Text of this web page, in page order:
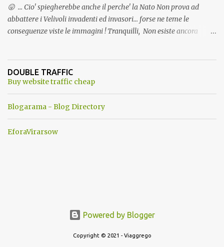
😛 ... Cio' spiegherebbe anche il perche' la Nato Non prova ad
abbattere i Velivoli invadenti ed invasori... forse ne teme le
conseguenze viste le immagini ! Tranquilli, Non esiste ancora
ancora una fantasia Nato o forse una "False Flag", per provocare
una guerra mondiale che difficilmente da menti sane, potrebbe
DOUBLE TRAFFIC
Buy website traffic cheap
Blogarama - Blog Directory
EforaVirarsow
Powered by Blogger
Copyright © 2021 - Viaggrego